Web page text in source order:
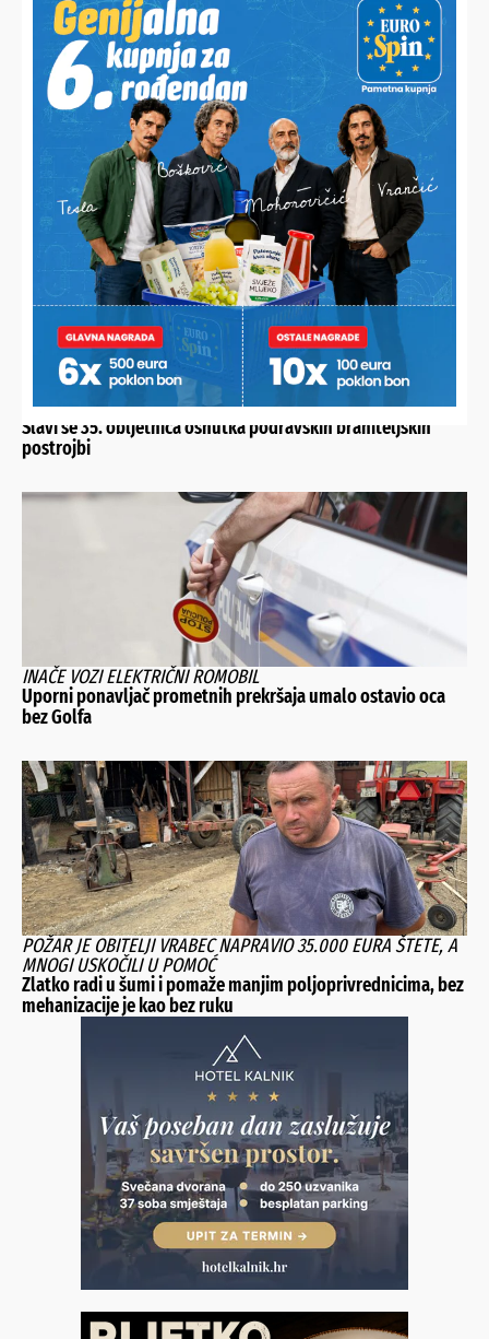
POŠALJI
Alternative:
NAJNOVIJE VIJESTI
PRIKAZAN I DOKUMENTARNI FILM O OSLOBAĐANJU KARAULE
U FERDINANDOVCU
Slavi se 35. obljetnica osnutka podravskih braniteljskih
postrojbi
INAČE VOZI ELEKTRIČNI ROMOBIL
Uporni ponavljač prometnih prekršaja umalo ostavio oca
bez Golfa
POŽAR JE OBITELJI VRABEC NAPRAVIO 35.000 EURA ŠTETE, A
MNOGI USKOČILI U POMOĆ
Zlatko radi u šumi i pomaže manjim poljoprivrednicima, bez
mehanizacije je kao bez ruku